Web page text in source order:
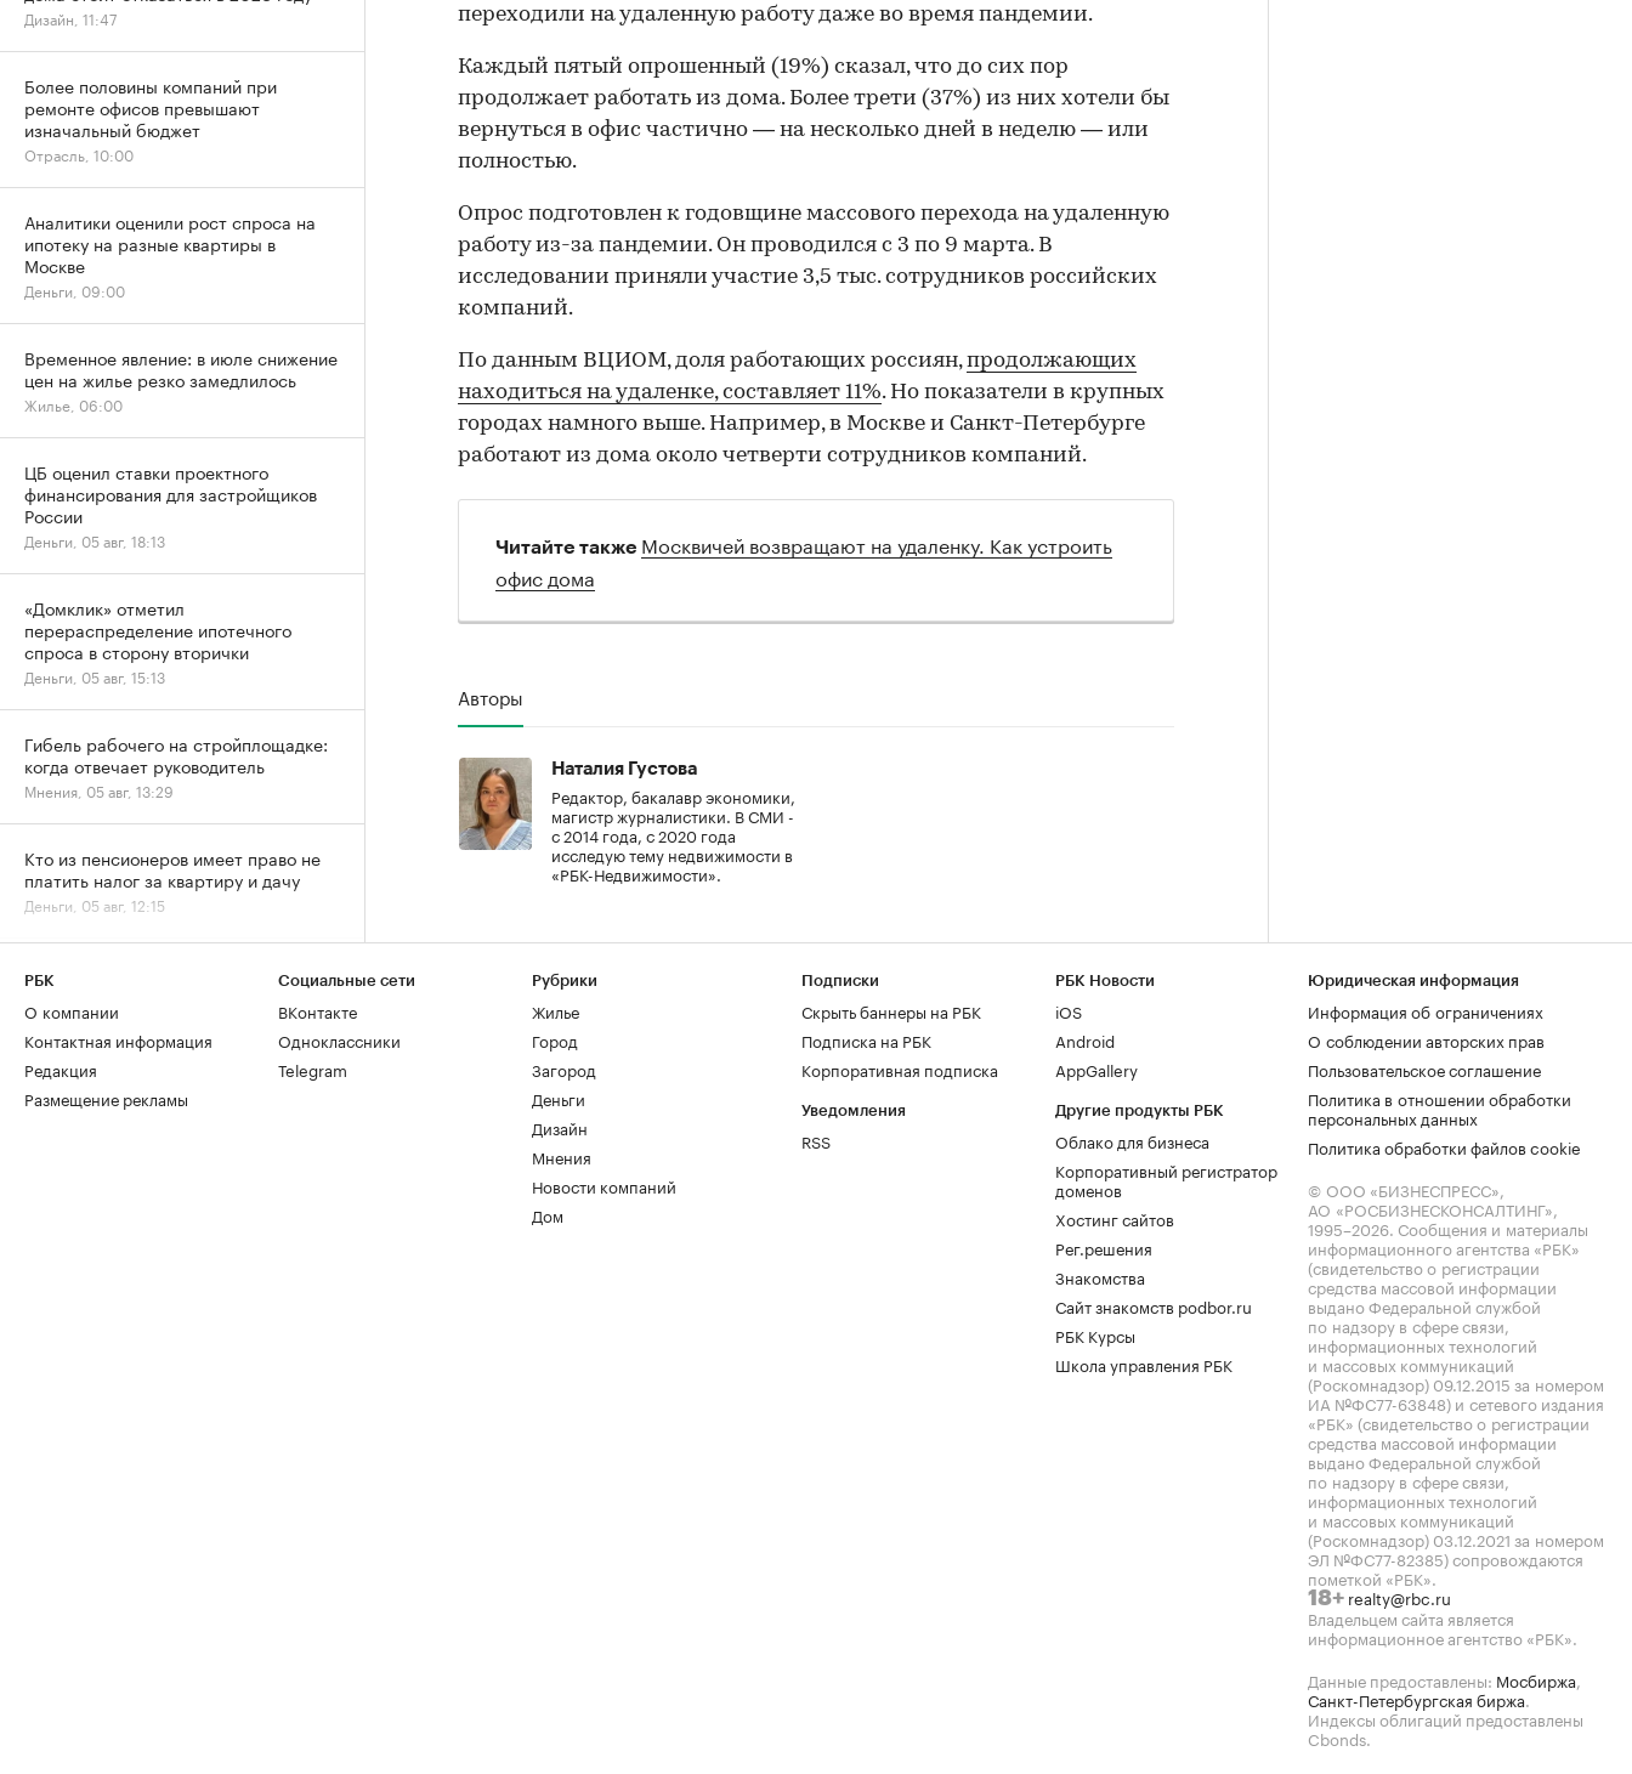
переходили на удаленную работу даже во время пандемии.
Каждый пятый опрошенный (19%) сказал, что до сих пор
продолжает работать из дома. Более трети (37%) из них хотели бы
вернуться в офис частично — на несколько дней в неделю — или
полностью.
Опрос подготовлен к годовщине массового перехода на удаленную
работу из-за пандемии. Он проводился с 3 по 9 марта. В
исследовании приняли участие 3,5 тыс. сотрудников российских
компаний.
По данным ВЦИОМ, доля работающих россиян,продолжающих
находиться на удаленке, составляет 11%. Но показатели в крупных
городах намного выше. Например, в Москве и Санкт-Петербурге
работают из дома около четверти сотрудников компаний.
Читайте также Москвичей возвращают на удаленку. Как устроить
офис дома
Авторы
Наталия Густова
Редактор, бакалавр экономики,
магистр журналистики. В СМИ -
с 2014 года, с 2020 года
исследую тему недвижимости в
«РБК-Недвижимости».
Дизайн, 11:47
Более половины компаний при
ремонте офисов превышают
изначальный бюджет
Отрасль, 10:00
Аналитики оценили рост спроса на
ипотеку на разные квартиры в
Москве
Деньги, 09:00
Временное явление: в июле снижение
цен на жилье резко замедлилось
Жилье, 06:00
ЦБ оценил ставки проектного
финансирования для застройщиков
России
Деньги, 05 авг, 18:13
«Домклик» отметил
перераспределение ипотечного
спроса в сторону вторички
Деньги, 05 авг, 15:13
Гибель рабочего на стройплощадке:
когда отвечает руководитель
Мнения, 05 авг, 13:29
Кто из пенсионеров имеет право не
платить налог за квартиру и дачу
Деньги, 05 авг, 12:15
РБК
О компании
Контактная информация
Редакция
Размещение рекламы
Социальные сети
ВКонтакте
Одноклассники
Telegram
Рубрики
Жилье
Город
Загород
Деньги
Дизайн
Мнения
Новости компаний
Дом
Подписки
Скрыть баннеры на РБК
Подписка на РБК
Корпоративная подписка
Уведомления
RSS
РБК Новости
iOS
Android
AppGallery
Другие продукты РБК
Облако для бизнеса
Корпоративный регистратор
доменов
Хостинг сайтов
Рег.решения
Знакомства
Сайт знакомств podbor.ru
РБК Курсы
Школа управления РБК
Юридическая информация
Информация об ограничениях
О соблюдении авторских прав
Пользовательское соглашение
Политика в отношении обработки
персональных данных
Политика обработки файлов cookie
© ООО «БИЗНЕСПРЕСС»,
АО «РОСБИЗНЕСКОНСАЛТИНГ»,
1995–2026. Сообщения и материалы
информационного агентства «РБК»
(свидетельство о регистрации
средства массовой информации
выдано Федеральной службой
по надзору в сфере связи,
информационных технологий
и массовых коммуникаций
(Роскомнадзор) 09.12.2015 за номером
ИА №ФС77-63848) и сетевого издания
«РБК» (свидетельство о регистрации
средства массовой информации
выдано Федеральной службой
по надзору в сфере связи,
информационных технологий
и массовых коммуникаций
(Роскомнадзор) 03.12.2021 за номером
ЭЛ №ФС77-82385) сопровождаются
пометкой «РБК».
18+ realty@rbc.ru
Владельцем сайта является
информационное агентство «РБК».
Данные предоставлены: Мосбиржа,
Санкт-Петербургская биржа.
Индексы облигаций предоставлены
Cbonds.